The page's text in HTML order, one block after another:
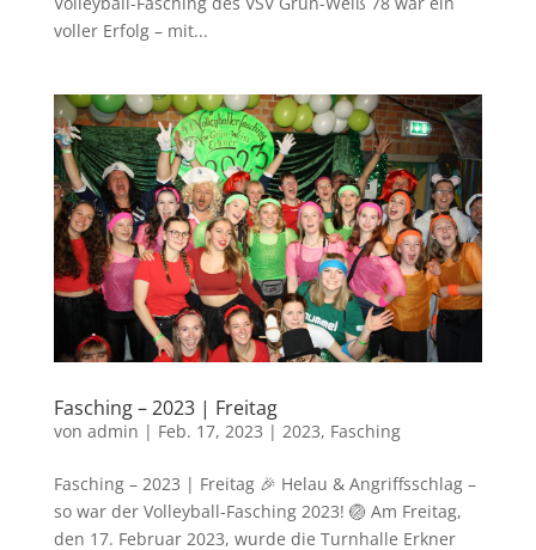
voller Erfolg – mit...
Fasching – 2023 | Freitag
von admin | Feb. 17, 2023 | 2023, Fasching
Fasching – 2023 | Freitag 🎉 Helau & Angriffsschlag –
so war der Volleyball-Fasching 2023! 🏐 Am Freitag,
den 17. Februar 2023, wurde die Turnhalle Erkner